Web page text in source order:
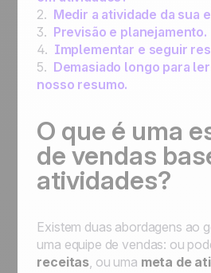
para StandBy para
Designar a um
lead novo que satisfaça
Designar um novo lead a
de vendas de sua escolha
automatizar processos
trabalho
2. Medir a atividade da sua
3. Previsão e planejamento.
4. Implementar e seguir
5. Demasiado longo para
nosso resumo.
O que é uma
de vendas
atividades?
Existem duas abordagens ao
uma equipe de vendas: ou
receitas, ou uma meta de